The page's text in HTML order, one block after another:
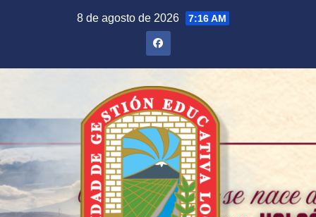
8 de agosto de 2026 7:16 AM